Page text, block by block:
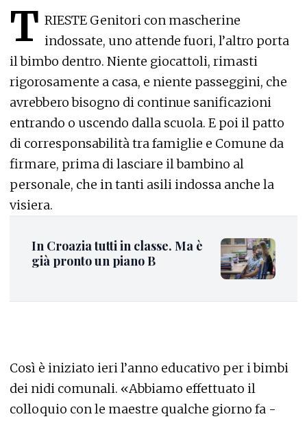
T RIESTE Genitori con mascherine
indossate, uno attende fuori, l’altro porta
il bimbo dentro. Niente giocattoli, rimasti
rigorosamente a casa, e niente passeggini, che
avrebbero bisogno di continue sanificazioni
entrando o uscendo dalla scuola. E poi il patto
di corresponsabilità tra famiglie e Comune da
firmare, prima di lasciare il bambino al
personale, che in tanti asili indossa anche la
visiera.
In Croazia tutti in classe. Ma è
già pronto un piano B
Così è iniziato ieri l’anno educativo per i bimbi
dei nidi comunali. «Abbiamo effettuato il
colloquio con le maestre qualche giorno fa -